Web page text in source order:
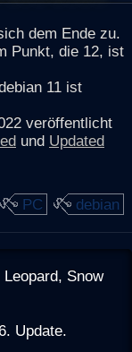
dem Ende zu.
Punkt, die 12, ist
11 ist
veröffentlicht
und Updated
PC debian
Snow
Update.